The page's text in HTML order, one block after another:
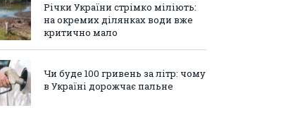
Річки України стрімко міліють:
на окремих ділянках води вже
критично мало
Чи буде 100 гривень за літр: чому
в Україні дорожчає пальне